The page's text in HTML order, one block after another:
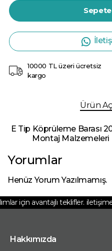
10000 TL üzeri ücretsiz
kargo
Ürün
E Tip Köprüleme Barası
Montaj Malzemeleri
Yorumlar
Henüz Yorum Yazılmamış.
için avantajlı teklifler. iletişime
Hakkımızda